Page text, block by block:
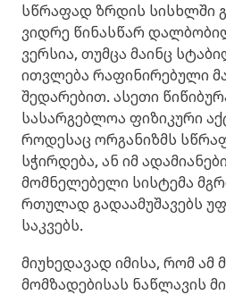
სწრაფად ზრდის სისხლში
ვიდრე წინასწარ
ვერსია, თუმცა მაინც
ითვლება რაფინირებული
შედარებით. ასეთი
სასარგებლოა ფიზიკური
როდესაც ორგანიზმს
სჭირდება, ან იმ
მომნელებელი სისტემა
რთულად გადაამუშავებს
საკვებს.
მიუხედავად იმისა, რომ
მომზადებისას ნაწლავის